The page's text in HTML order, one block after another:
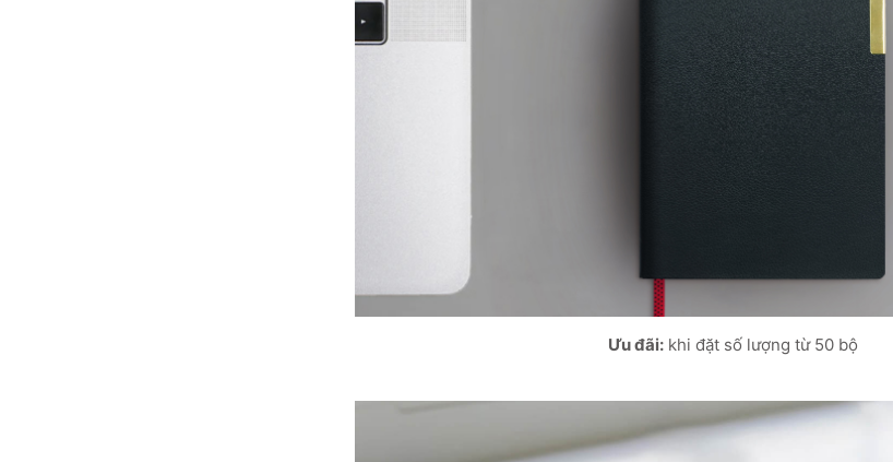
Ưu đãi: khi đặt số lượng từ 50 bộ